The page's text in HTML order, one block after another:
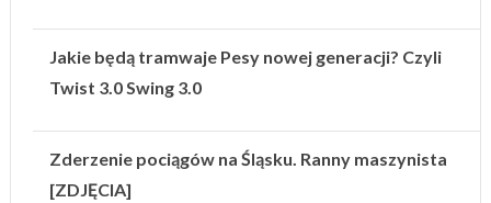
Jakie będą tramwaje Pesy nowej generacji? Czyli
Twist 3.0 Swing 3.0
Zderzenie pociągów na Śląsku. Ranny maszynista
[ZDJĘCIA]